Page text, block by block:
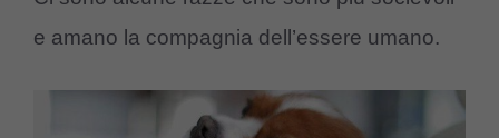
e amano la compagnia dell’essere umano.